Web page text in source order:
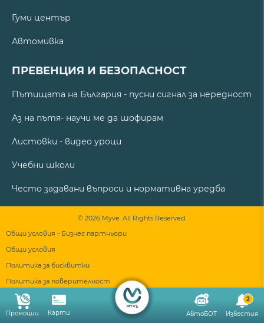
Промоции Карти АвтоБОТ
2
Известия
Гуми център
Автомивка
ПРЕВЕНЦИЯ И БЕЗОПАСНОСТ
Пътищата на България - пусни сигнал за нередност
Аз на пътя- научи ме да шофирам
Листовки - видео уроци
Учебни школи
Често задавани въпроси и нормативна уредба
© 2026 Myve. All Rights Reserved.
Общи условия - Бизнес партньори
Общи условия
Политика за бисквитки
Политика за поверителност